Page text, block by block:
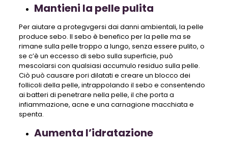
Mantieni la pelle pulita
Per aiutare a protegvgersi dai danni ambientali, la pelle
produce sebo. Il sebo è benefico per la pelle ma se
rimane sulla pelle troppo a lungo, senza essere pulito, o
se c’è un eccesso di sebo sulla superficie, può
mescolarsi con qualsiasi accumulo residuo sulla pelle.
Ciò può causare pori dilatati e creare un blocco dei
follicoli della pelle, intrappolando il sebo e consentendo
ai batteri di penetrare nella pelle, il che porta a
infiammazione, acne e una carnagione macchiata e
spenta.
Aumenta l’idratazione